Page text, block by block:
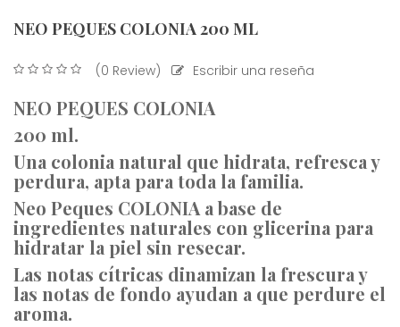
NEO PEQUES COLONIA 200 ML
(0 Review) Escribir una reseña
NEO PEQUES COLONIA
200 ml.
Una colonia natural que hidrata, refresca y
perdura, apta para toda la familia.
Neo Peques COLONIA a base de
ingredientes naturales con glicerina para
hidratar la piel sin resecar.
Las notas cítricas dinamizan la frescura y
las notas de fondo ayudan a que perdure el
aroma.